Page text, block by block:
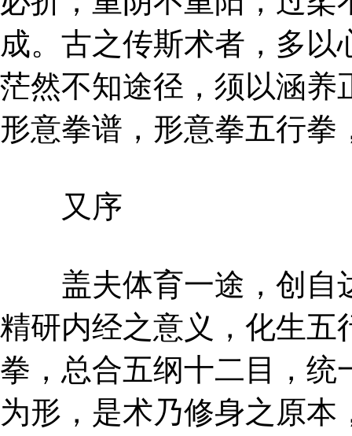
成。古之传斯术者，多
茫然不知途径，须以涵养
形意拳谱，形意拳五行拳
又序
盖夫体育一途，创自
精研内经之意义，化生五
拳，总合五纲十二目，统
为形，是术乃修身之原